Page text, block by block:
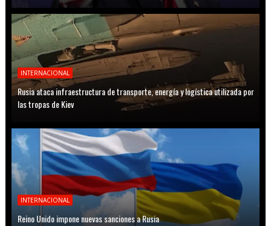
INTERNACIONAL
Rusia ataca infraestructura de transporte, energía y logística utilizada por
las tropas de Kiev
INTERNACIONAL
Reino Unido impone nuevas sanciones a Rusia